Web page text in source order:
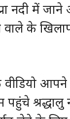
नदी में
वाले के
आपने
श्रद्धालु